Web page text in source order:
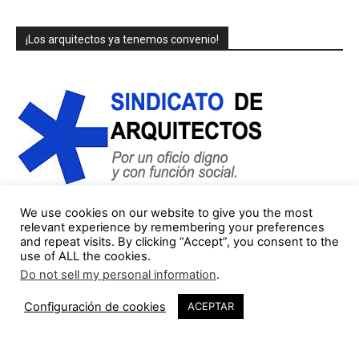
¡Los arquitectos ya tenemos convenio!
COLUMNISTAS/AUTORES (lista parcial)
Jorge Gorostiza
121 Publicaciones 0 COMENTARIOS
http://cinearquitecturaciudad.blogspot.com.es/
We use cookies on our website to give you the most
relevant experience by remembering your preferences
and repeat visits. By clicking “Accept”, you consent to the
use of ALL the cookies.
Do not sell my personal information.
Configuración de cookies ACEPTAR